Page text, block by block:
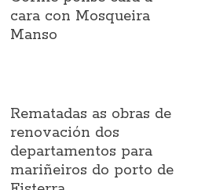
cara con Mosqueira
Manso
Rematadas as obras de
renovación dos
departamentos para
mariñeiros do porto de